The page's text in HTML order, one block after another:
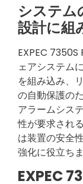
システム
設計に組
EXPEC
ェアシステム
を組み込み、
の自動保護の
アラームシス
性が要求され
は装置の安全
強化に役立ち
EXPEC